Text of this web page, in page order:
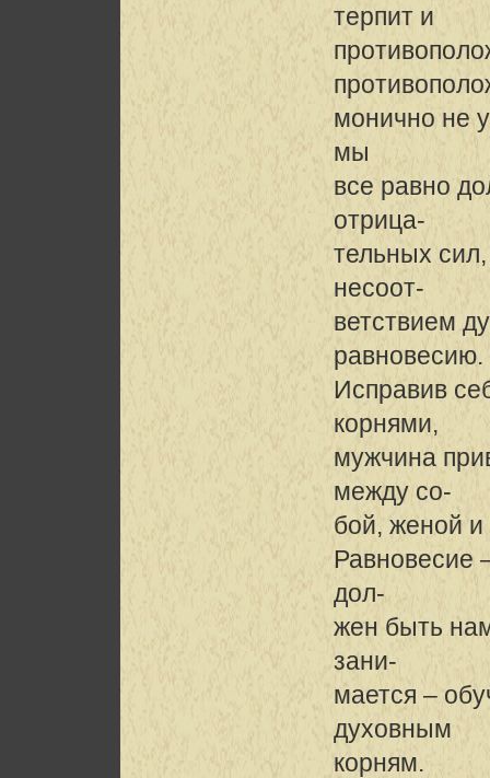
терпит и
монично не
мы
все равно
отрица-
тельных
несоот-
ветствием
равновесию.
Исправив
корнями,
мужчина
между со-
бой, женой и
Равновесие
дол-
жен быть
зани-
мается –
духовным
корням.